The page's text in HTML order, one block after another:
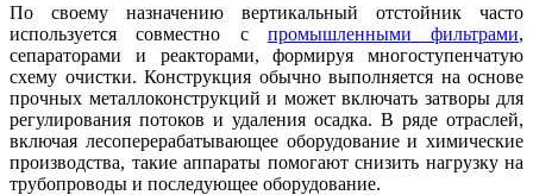
По своему назначению вертикальный отстойник часто
используется совместно с промышленными фильтрами,
сепараторами и реакторами, формируя многоступенчатую
схему очистки. Конструкция обычно выполняется на основе
прочных металлоконструкций и может включать затворы для
регулирования потоков и удаления осадка. В ряде отраслей,
включая лесоперерабатывающее оборудование и химические
производства, такие аппараты помогают снизить нагрузку на
трубопроводы и последующее оборудование.